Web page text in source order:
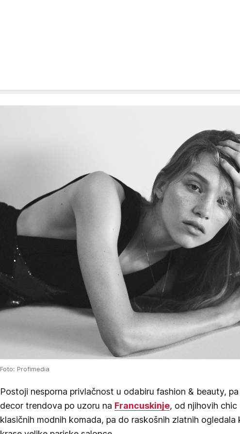
Foto: Profimedia
Postoji nesporna privlačnost u odabiru fashion & beauty, pa
decor trendova po uzoru na Francuskinje, od njihovih chic
klasičnih modnih komada, pa do raskošnih zlatnih ogledala